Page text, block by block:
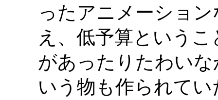
ったアニメーショ
え、低予算という
があったりたわい
いう物も作られて